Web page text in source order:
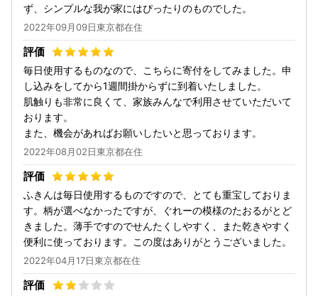
ず、シンプルな我が家にはぴったりのものでした。
2022年09月09日東京都在住
毎日使用するものなので、こちらに寄付をしてみました。申
し込みをしてから1週間掛からずに到着いたしました。
肌触りも非常に良くて、家族みんなで利用させていただいて
おります。
また、機会があればお願いしたいと思っております。
2022年08月02日東京都在住
ふきんは毎日使用するものですので、とても重宝しておりま
す。柄が選べなかったですが、ぐれーの模様のたおるがとど
きました。薄手ですのでせんたくしやすく、また乾きやすく
便利に使っております。この度はありがとうございました。
2022年04月17日東京都在住